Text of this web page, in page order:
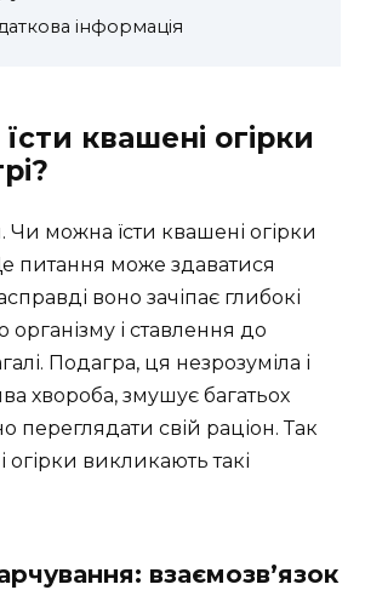
інформація
квашені огірки
Чи можна їсти квашені огірки
питання може здаватися
воно зачіпає глибокі
і ставлення до
Подагра, ця незрозуміла і
хвороба, змушує багатьох
переглядати свій раціон. Так
викликають такі
взаємозв’язок